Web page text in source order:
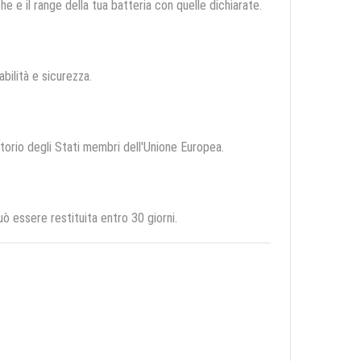
e il range della tua batteria con quelle dichiarate.
e sicurezza.
degli Stati membri dell'Unione Europea.
essere restituita entro 30 giorni.